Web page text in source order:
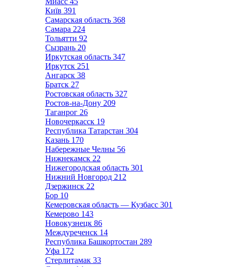
Київ 391
Самарская область 368
Самара 224
Тольятти 92
Сызрань 20
Иркутская область 347
Иркутск 251
Ангарск 38
Братск 27
Ростовская область 327
Ростов-на-Дону 209
Таганрог 26
Новочеркасск 19
Республика Татарстан 304
Казань 170
Набережные Челны 56
Нижнекамск 22
Нижегородская область 301
Нижний Новгород 212
Дзержинск 22
Бор 10
Кемеровская область — Кузбасс 301
Кемерово 143
Новокузнецк 86
Междуреченск 14
Республика Башкортостан 289
Уфа 172
Стерлитамак 33